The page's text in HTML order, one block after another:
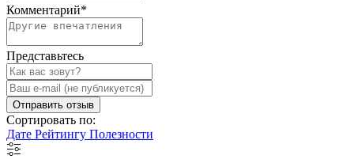
Комментарий*
Представьтесь
Отправить отзыв
Сортировать по:
Дате Рейтингу Полезности